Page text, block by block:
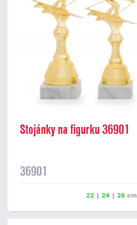
Stojánky na figurku 36901
36901
22 | 24 | 26 cm